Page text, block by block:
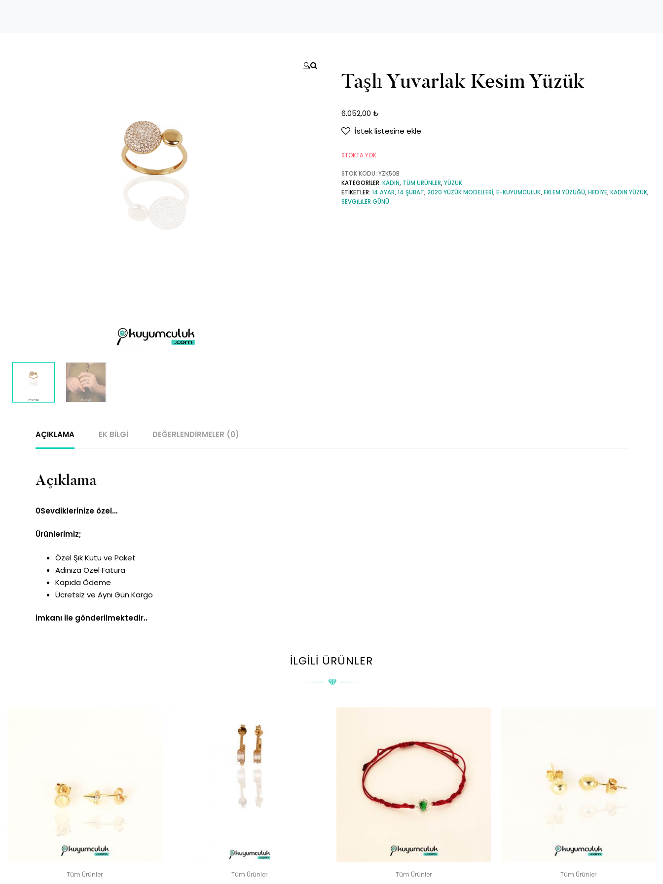
🔍
Taşlı Yuvarlak Kesim Yüzük
6.052,00 ₺
İstek listesine ekle
STOKTA YOK
STOK KODU: YZK50B
KATEGORILER: KADIN, TÜM ÜRÜNLER,YÜZÜK
ETIKETLER: 14 AYAR,14 ŞUBAT,2020 YÜZÜK MODELLERI,E-KUYUMCULUK,EKLEM YÜZÜĞÜ,HEDIYE,KADIN YÜZÜK,
SEVGILILER GÜNÜ
AÇIKLAMA EK BILGI DEĞERLENDIRMELER (0)
Açıklama
0Sevdiklerinize özel…
Ürünlerimiz;
Özel Şık Kutu ve Paket
Adınıza Özel Fatura
Kapıda Ödeme
Ücretsiz ve Aynı Gün Kargo
imkanı ile gönderilmektedir..
İLGILI ÜRÜNLER
Tüm Ürünler Tüm Ürünler Tüm Ürünler Tüm Ürünler
E-posta adresiniz yayınlanmayacak. ile işaretlenmişlerdir